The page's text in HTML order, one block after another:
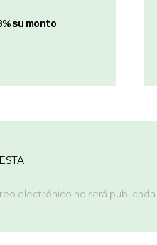
su monto
electrónico no será publicada.